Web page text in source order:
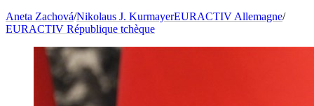
Aneta Zachová/Nikolaus J. KurmayerEURACTIV Allemagne/
EURACTIV République tchèque